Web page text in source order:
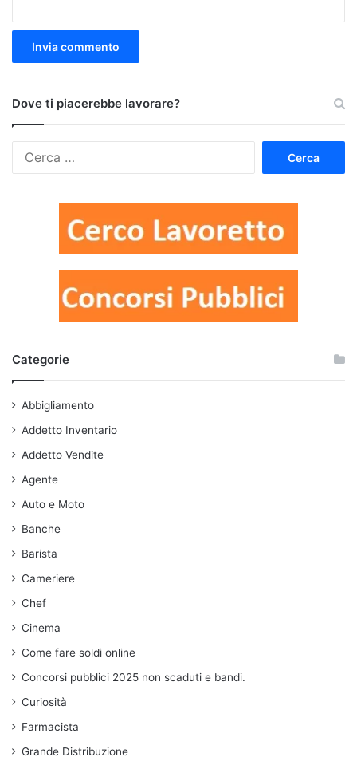
Dove ti piacerebbe lavorare?
Categorie
Abbigliamento
Addetto Inventario
Addetto Vendite
Agente
Auto e Moto
Banche
Barista
Cameriere
Chef
Cinema
Come fare soldi online
Concorsi pubblici 2025 non scaduti e bandi.
Curiosità
Farmacista
Grande Distribuzione